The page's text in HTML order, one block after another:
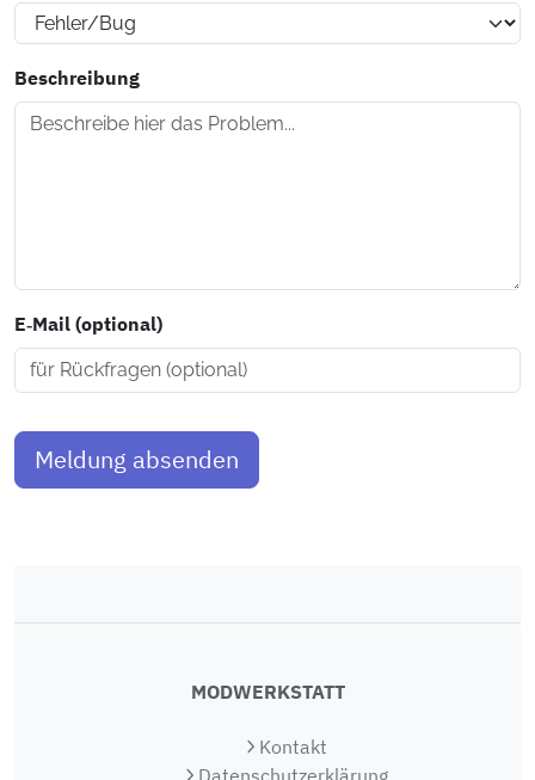
Beschreibung
E‑Mail (optional)
Meldung absenden
MODWERKSTATT
Kontakt